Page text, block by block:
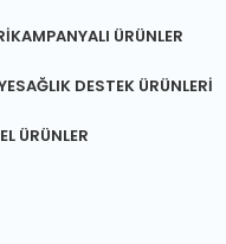
KAMPANYALI ÜRÜNLER
SAĞLIK DESTEK ÜRÜNLERI
ÜRÜNLER